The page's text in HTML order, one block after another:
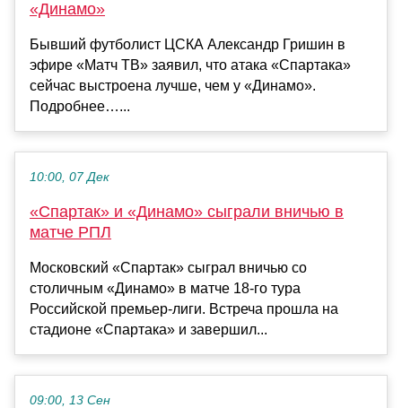
«Динамо»
Бывший футболист ЦСКА Александр Гришин в
эфире «Матч ТВ» заявил, что атака «Спартака»
сейчас выстроена лучше, чем у «Динамо».
Подробнее…...
10:00, 07 Дек
«Спартак» и «Динамо» сыграли вничью в
матче РПЛ
Московский «Спартак» сыграл вничью со
столичным «Динамо» в матче 18-го тура
Российской премьер-лиги. Встреча прошла на
стадионе «Спартака» и завершил...
09:00, 13 Сен